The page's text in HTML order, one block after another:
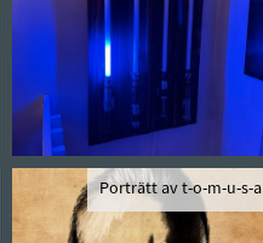
Porträtt av t-o-m-u-s-a